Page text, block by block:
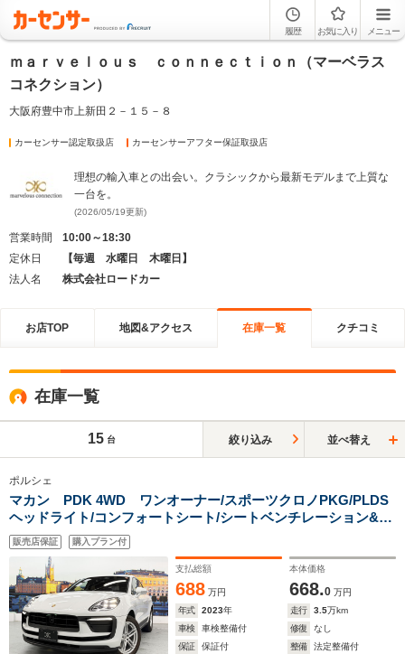
履歴 お気に入り メニュー
ｍａｒｖｅｌｏｕｓ ｃｏｎｎｅｃｔｉｏｎ（マーベラス
コネクション）
大阪府豊中市上新田２－１５－８
カーセンサー認定取扱店 カーセンサーアフター保証取扱店
理想の輸入車との出会い。クラシックから最新モデルまで上質な
一台を。
(2026/05/19更新)
営業時間
10:00～18:30
定休日
【毎週 水曜日 木曜日】
法人名
株式会社ロードカー
お店TOP 地図&アクセス 在庫一覧 クチコミ
在庫一覧
15 台 絞り込み 並べ替え
ポルシェ
マカン PDK 4WD ワンオーナー/スポーツクロノPKG/PLDS
ヘッドライト/コンフォートシート/シートベンチレーション&ヒ
ーター/黒革
販売店保証 購入プラン付
支払総額
688 万円
本体価格
668.0 万円
年式
2023年 走行 3.5万km
車検
車検整備付 修復
なし
保証
保証付 整備
法定整備付